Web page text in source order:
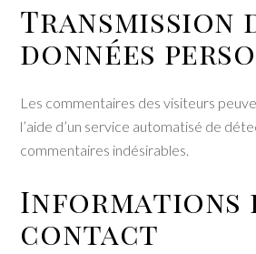
Transmission
données
Les commentaires des visiteurs
l’aide d’un service automatisé de
commentaires indésirables.
Informations
contact